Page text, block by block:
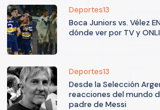
Deportes13
Boca Juniors vs. Vélez
dónde ver por TV y
Deportes13
Desde la Selección
reacciones del mundo
padre de Messi